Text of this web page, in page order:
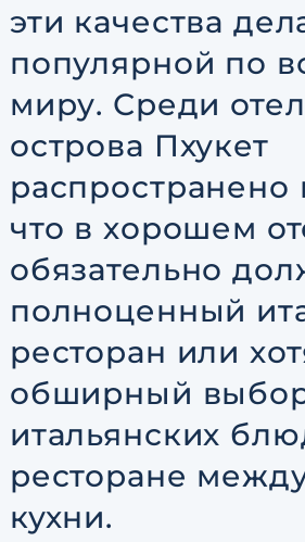
эти качества
популярной по
миру. Среди
острова Пхукет
распространено
что в хорошем
обязательно
полноценный
ресторан или
обширный
итальянских
ресторане
кухни.